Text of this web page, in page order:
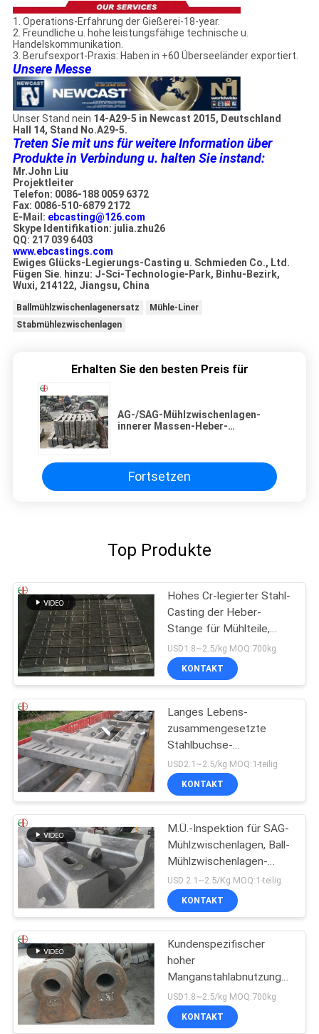
1. Operations-Erfahrung der Gießerei-18-year.
2. Freundliche u. hohe leistungsfähige technische u.
Handelskommunikation.
3. Berufsexport-Praxis: Haben in +60 Überseeländer exportiert.
Unsere Messe
Unser Stand nein 14-A29-5 in Newcast 2015, Deutschland
Hall 14, Stand No.A29-5.
Treten Sie mit uns für weitere Information über
Produkte in Verbindung u. halten Sie instand:
Mr.John Liu
Projektleiter
Telefon: 0086-188 0059 6372
Fax: 0086-510-6879 2172
E-Mail: ebcasting@126.com
Skype Identifikation: julia.zhu26
QQ: 217 039 6403
www.ebcastings.com
Ewiges Glücks-Legierungs-Casting u. Schmieden Co., Ltd.
Fügen Sie. hinzu: J-Sci-Technologie-Park, Binhu-Bezirk,
Wuxi, 214122, Jiangsu, China
Ballmühlzwischenlagenersatz
Mühle-Liner
Stabmühlezwischenlagen
Erhalten Sie den besten Preis für
AG-/SAG-Mühlzwischenlagen-
innerer Massen-Heber-
Fortsetzen
Top Produkte
Hohes Cr-legierter Stahl-
Casting der Heber-
Stange für Mühlteile,
haltbares EB2009
USD1.8~2.5/kg MOQ:700kg
KONTAKT
Langes Lebens-
zusammengesetzte
Stahlbuchse-
Gummizwischenlage für
SAG-Mühlball-Mühlen
EB862
USD2.1~2.5/kg MOQ:1-teilig
KONTAKT
M.Ü.-Inspektion für SAG-
Mühlzwischenlagen, Ball-
Mühlzwischenlagen-
Ersatz
USD 2.1~2.5/Kg MOQ:1-teilig
KONTAKT
Kundenspezifischer
hoher
Manganstahlabnutzungs-
Hammer, hoher Chrom-
Legierungs-Form-Stahl-
Hammer EB19047
USD1.8~2.5/kg MOQ:700kg
KONTAKT